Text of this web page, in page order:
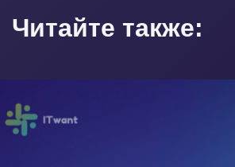
Читайте также: